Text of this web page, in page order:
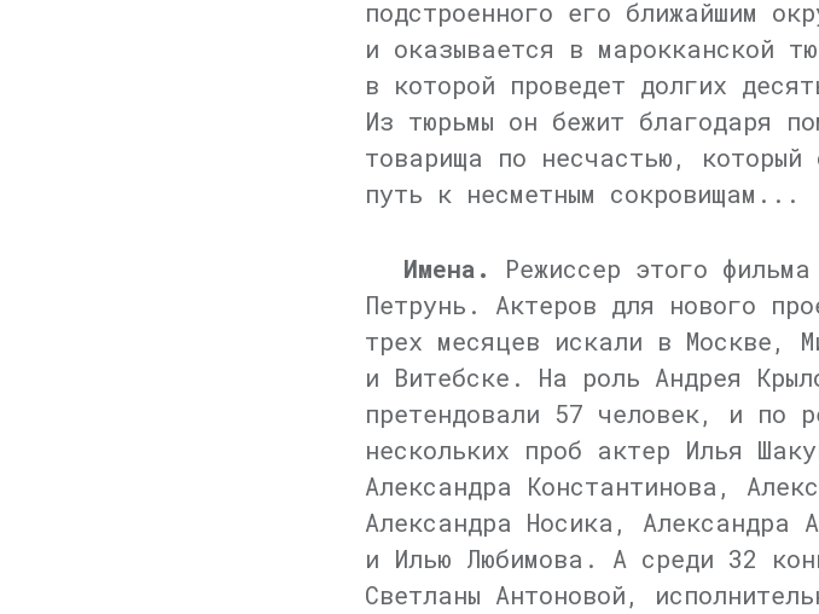
подстроенного его ближайшим
и оказывается в марокканской
в которой проведет долгих
Из тюрьмы он бежит благодаря
товарища по несчастью, который
путь к несметным сокровищам...
Имена.
Режиссер этого фильма
Петрунь. Актеров для нового
трех месяцев искали в Москве,
и Витебске. На роль Андрея
претендовали 57 человек, и по
нескольких проб актер Илья
Александра Константинова,
Александра Носика, Александра
и Илью Любимова. А среди 32
Светланы Антоновой,